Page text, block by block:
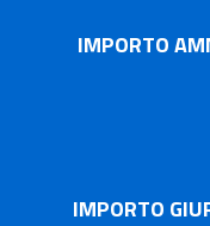
IMPORTO
IMPORTO